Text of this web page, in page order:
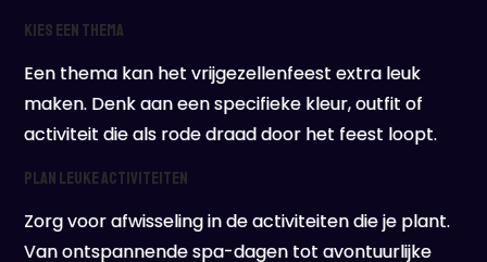
Kies een thema
Een thema kan het vrijgezellenfeest extra leuk
maken. Denk aan een specifieke kleur, outfit of
activiteit die als rode draad door het feest loopt.
Plan leuke activiteiten
Zorg voor afwisseling in de activiteiten die je plant.
Van ontspannende spa-dagen tot avontuurlijke